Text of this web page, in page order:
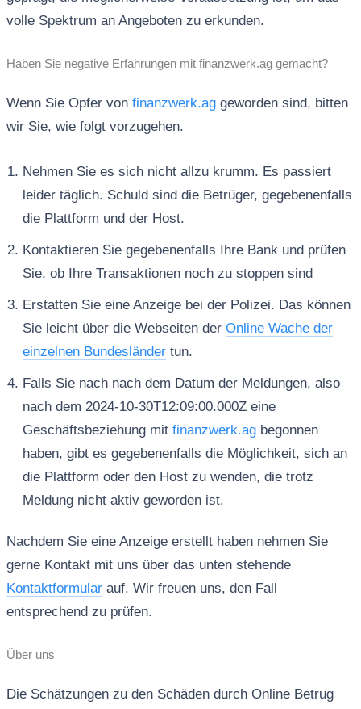
volle Spektrum an Angeboten zu erkunden.
Haben Sie negative Erfahrungen mit finanzwerk.ag gemacht?
Wenn Sie Opfer von finanzwerk.aggeworden sind, bitten
wir Sie, wie folgt vorzugehen.
Nehmen Sie es sich nicht allzu krumm. Es passiert
leider täglich. Schuld sind die Betrüger, gegebenenfalls
die Plattform und der Host.
Kontaktieren Sie gegebenenfalls Ihre Bank und prüfen
Sie, ob Ihre Transaktionen noch zu stoppen sind
Erstatten Sie eine Anzeige bei der Polizei. Das können
Sie leicht über die Webseiten der Online Wache der
einzelnen Bundesländertun.
Falls Sie nach nach dem Datum der Meldungen, also
nach dem 2024-10-30T12:09:00.000Z eine
Geschäftsbeziehung mit finanzwerk.agbegonnen
haben, gibt es gegebenenfalls die Möglichkeit, sich an
die Plattform oder den Host zu wenden, die trotz
Meldung nicht aktiv geworden ist.
Nachdem Sie eine Anzeige erstellt haben nehmen Sie
gerne Kontakt mit uns über das unten stehende
Kontaktformularauf. Wir freuen uns, den Fall
entsprechend zu prüfen.
Über uns
Die Schätzungen zu den Schäden durch Online Betrug